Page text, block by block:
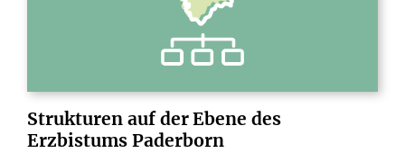
Strukturen auf derEbene des
Erzbistums Paderborn